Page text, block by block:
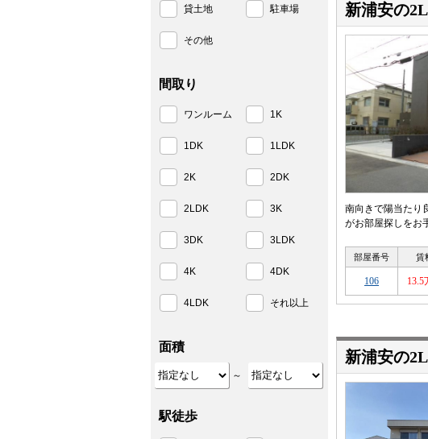
新浦安の
南向きで陽当たり
がお部屋探しをお
部屋番号 賃
106 13.5
新浦安の
貸土地 駐車場
その他
間取り
ワンルーム 1K
1DK 1LDK
2K 2DK
2LDK 3K
3DK 3LDK
4K 4DK
4LDK それ以上
面積
～
駅徒歩